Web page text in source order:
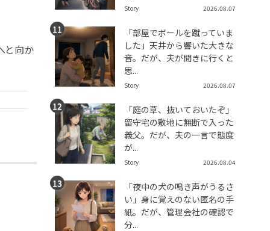
と向か
Story 2026.08.07
「部屋でボールを蹴っていま
した」天井から響いた大きな
音。だが、夫が聞きに行くと
思...
Story 2026.08.07
「庭の草、抜いておいたぞ」
留守宅の敷地に無断で入った
義父。だが、夫の一言で態度
が...
Story 2026.08.04
「夜中の犬の鳴き声がうるさ
い」身に覚えのない匿名の手
紙。だが、管理会社の確認で
分...